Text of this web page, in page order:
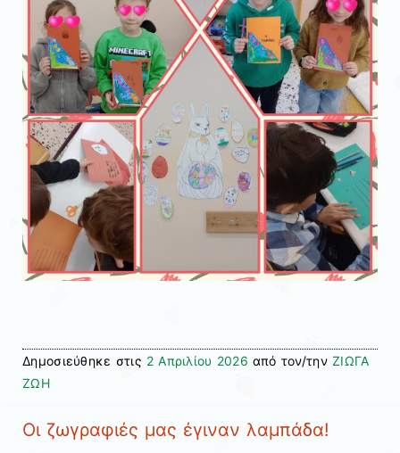
Δημοσιεύθηκε στις 2 Απριλίου 2026 από τον/την ΖΙΩΓΑ
ΖΩΗ
Οι ζωγραφιές μας έγιναν λαμπάδα!